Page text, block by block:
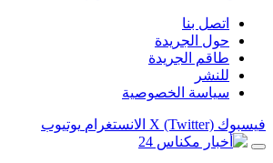
اتصل بنا
حول الجريدة
طاقم الجريدة
للنشر
سياسة الخصوصية
فيسبوك X (Twitter) الانستغرام يوتيوب